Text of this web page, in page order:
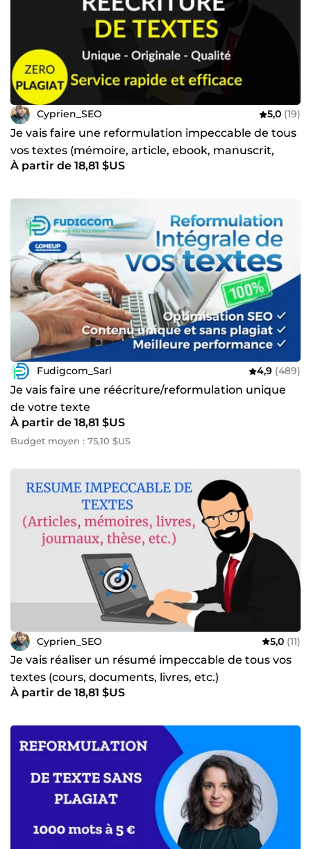
Cyprien_SEO 5,0 (19)
Je vais faire une reformulation impeccable de tous
vos textes (mémoire, article, ebook, manuscrit,
etc.)
À partir de 18,81 $US
Fudigcom_Sarl 4,9 (489)
Je vais faire une réécriture/reformulation unique
de votre texte
À partir de 18,81 $US
Budget moyen : 75,10 $US
Cyprien_SEO 5,0 (11)
Je vais réaliser un résumé impeccable de tous vos
textes (cours, documents, livres, etc.)
À partir de 18,81 $US